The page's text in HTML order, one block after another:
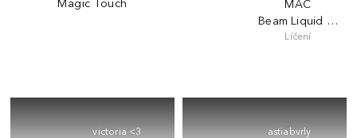
Magic Touch
MAC
Beam Liquid Blush
Líčení
victoria <3 astiabvrly